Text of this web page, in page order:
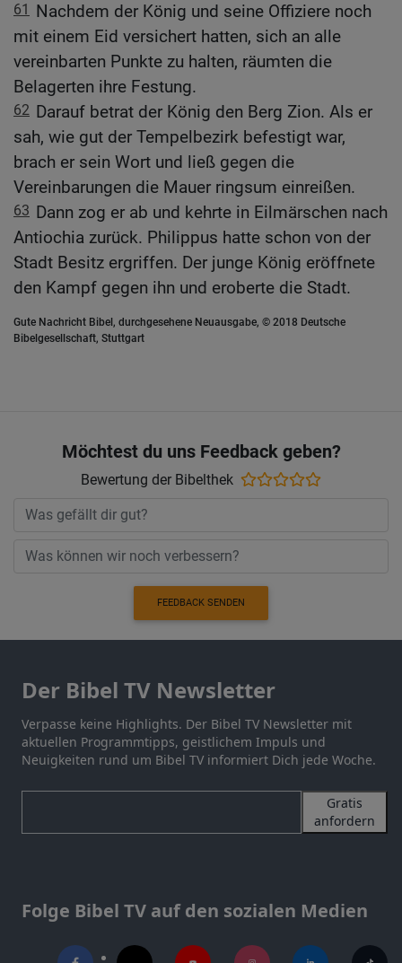
61 Nachdem der König und seine Offiziere noch
mit einem Eid versichert hatten, sich an alle
vereinbarten Punkte zu halten, räumten die
Belagerten ihre Festung.
62 Darauf betrat der König den Berg Zion. Als er
sah, wie gut der Tempelbezirk befestigt war,
brach er sein Wort und ließ gegen die
Vereinbarungen die Mauer ringsum einreißen.
63 Dann zog er ab und kehrte in Eilmärschen nach
Antiochia zurück. Philippus hatte schon von der
Stadt Besitz ergriffen. Der junge König eröffnete
den Kampf gegen ihn und eroberte die Stadt.
Gute Nachricht Bibel, durchgesehene Neuausgabe, © 2018 Deutsche
Bibelgesellschaft, Stuttgart
Möchtest du uns Feedback geben?
Bewertung der Bibelthek
FEEDBACK SENDEN
Der Bibel TV Newsletter
Verpasse keine Highlights. Der Bibel TV Newsletter mit
aktuellen Programmtipps, geistlichem Impuls und
Neuigkeiten rund um Bibel TV informiert Dich jede Woche.
Gratis
anfordern
Folge Bibel TV auf den sozialen Medien